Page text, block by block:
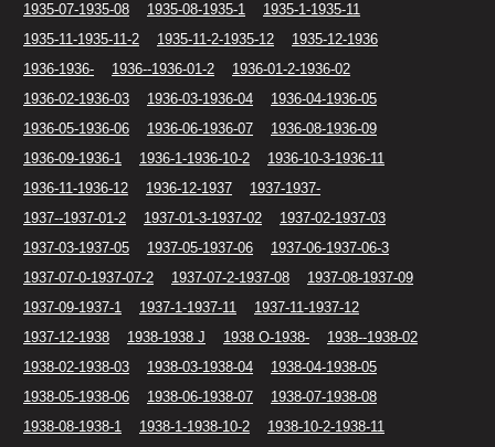
1935-07-1935-08
1935-08-1935-1
1935-1-1935-11
1935-11-1935-11-2
1935-11-2-1935-12
1935-12-1936
1936-1936-
1936--1936-01-2
1936-01-2-1936-02
1936-02-1936-03
1936-03-1936-04
1936-04-1936-05
1936-05-1936-06
1936-06-1936-07
1936-08-1936-09
1936-09-1936-1
1936-1-1936-10-2
1936-10-3-1936-11
1936-11-1936-12
1936-12-1937
1937-1937-
1937--1937-01-2
1937-01-3-1937-02
1937-02-1937-03
1937-03-1937-05
1937-05-1937-06
1937-06-1937-06-3
1937-07-0-1937-07-2
1937-07-2-1937-08
1937-08-1937-09
1937-09-1937-1
1937-1-1937-11
1937-11-1937-12
1937-12-1938
1938-1938 J 1938 O-1938-
1938--1938-02
1938-02-1938-03
1938-03-1938-04
1938-04-1938-05
1938-05-1938-06
1938-06-1938-07
1938-07-1938-08
1938-08-1938-1
1938-1-1938-10-2
1938-10-2-1938-11